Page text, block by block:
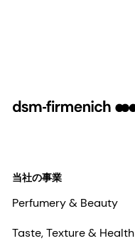
当社の事業
Perfumery & Beauty
Taste, Texture & Health